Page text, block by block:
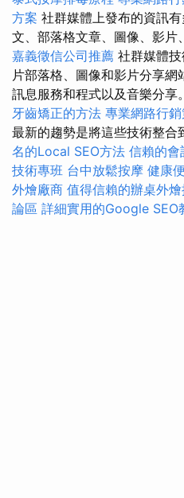
方案 社群媒體上發布的資訊
文、部落格文章、圖像、影片
嘉義徵信公司推薦 社群媒體
片部落格、圖像和影片分享網
訊息服務和程式以及音樂分享
牙齒矯正的方法 專業網路行
最新的趨勢是將這些技術整合
名的Local SEO方法 信賴的會
技術專班 台中放鬆按摩 健康
外燴廠商 值得信賴的辦桌外
論區 詳細實用的Google SEO